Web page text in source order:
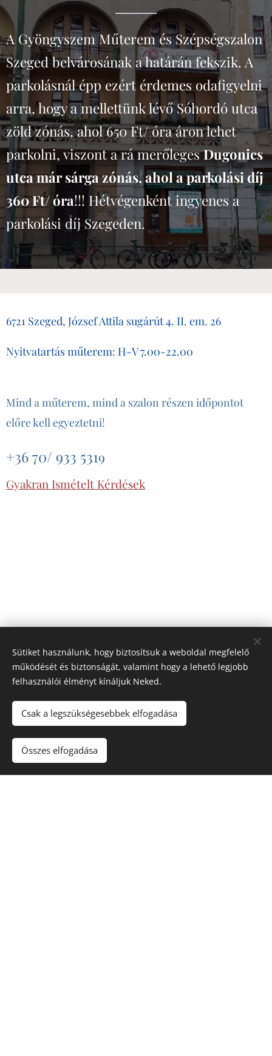
A Gyöngyszem Műterem és Szépségszalon
Szeged belvárosának a határán fekszik. A
parkolásnál épp ezért érdemes odafigyelni
arra, hogy a mellettünk lévő Sóhordó utca
zöld zónás, ahol 650 Ft/ óra áron lehet
parkolni, viszont a rá merőlegesDugonics
utca már sárga zónás, ahol a parkolási díj
360 Ft/ óra!!! Hétvégenként ingyenes a
parkolási díj Szegeden.
6721 Szeged, József Attila sugárút 4. II. em. 26
Nyitvatartás műterem: H-V 7.00-22.00
Mind a műterem, mind a szalon részen időpontot
előre kell egyeztetni!
+36 70/ 933 5319
Gyakran Ismételt Kérdések
Sütiket használunk, hogy biztosítsuk a weboldal megfelelő
működését és biztonságát, valamint hogy a lehető legjobb
felhasználói élményt kínáljuk Neked.
Csak a legszükségesebbek elfogadása
Összes elfogadása